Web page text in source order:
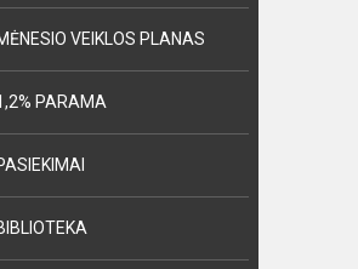
VEIKLOS PLANAS
PARAMA